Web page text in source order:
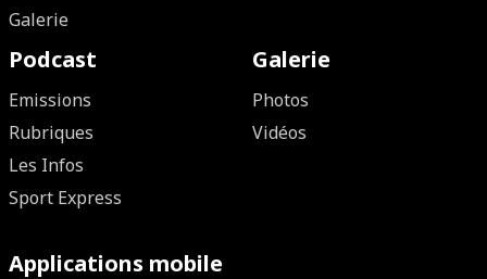
Galerie
Podcast
Emissions
Rubriques
Les Infos
Sport Express
Galerie
Photos
Vidéos
Applications mobile